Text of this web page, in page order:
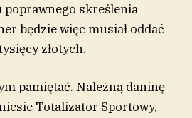
poprawnego skreślenia
będzie więc musiał oddać
złotych.
pamiętać. Należną daninę
Totalizator Sportowy,